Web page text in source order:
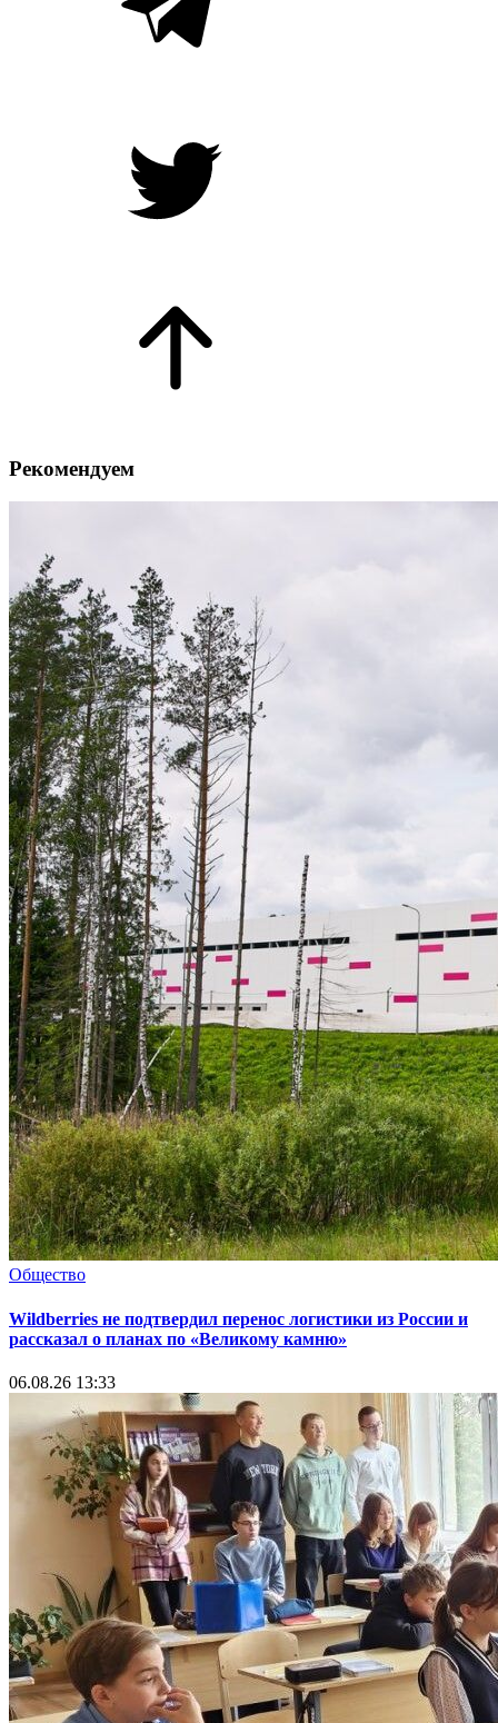
Рекомендуем
Общество
Wildberries не подтвердил перенос логистики из России и
рассказал о планах по «Великому камню»
06.08.26 13:33